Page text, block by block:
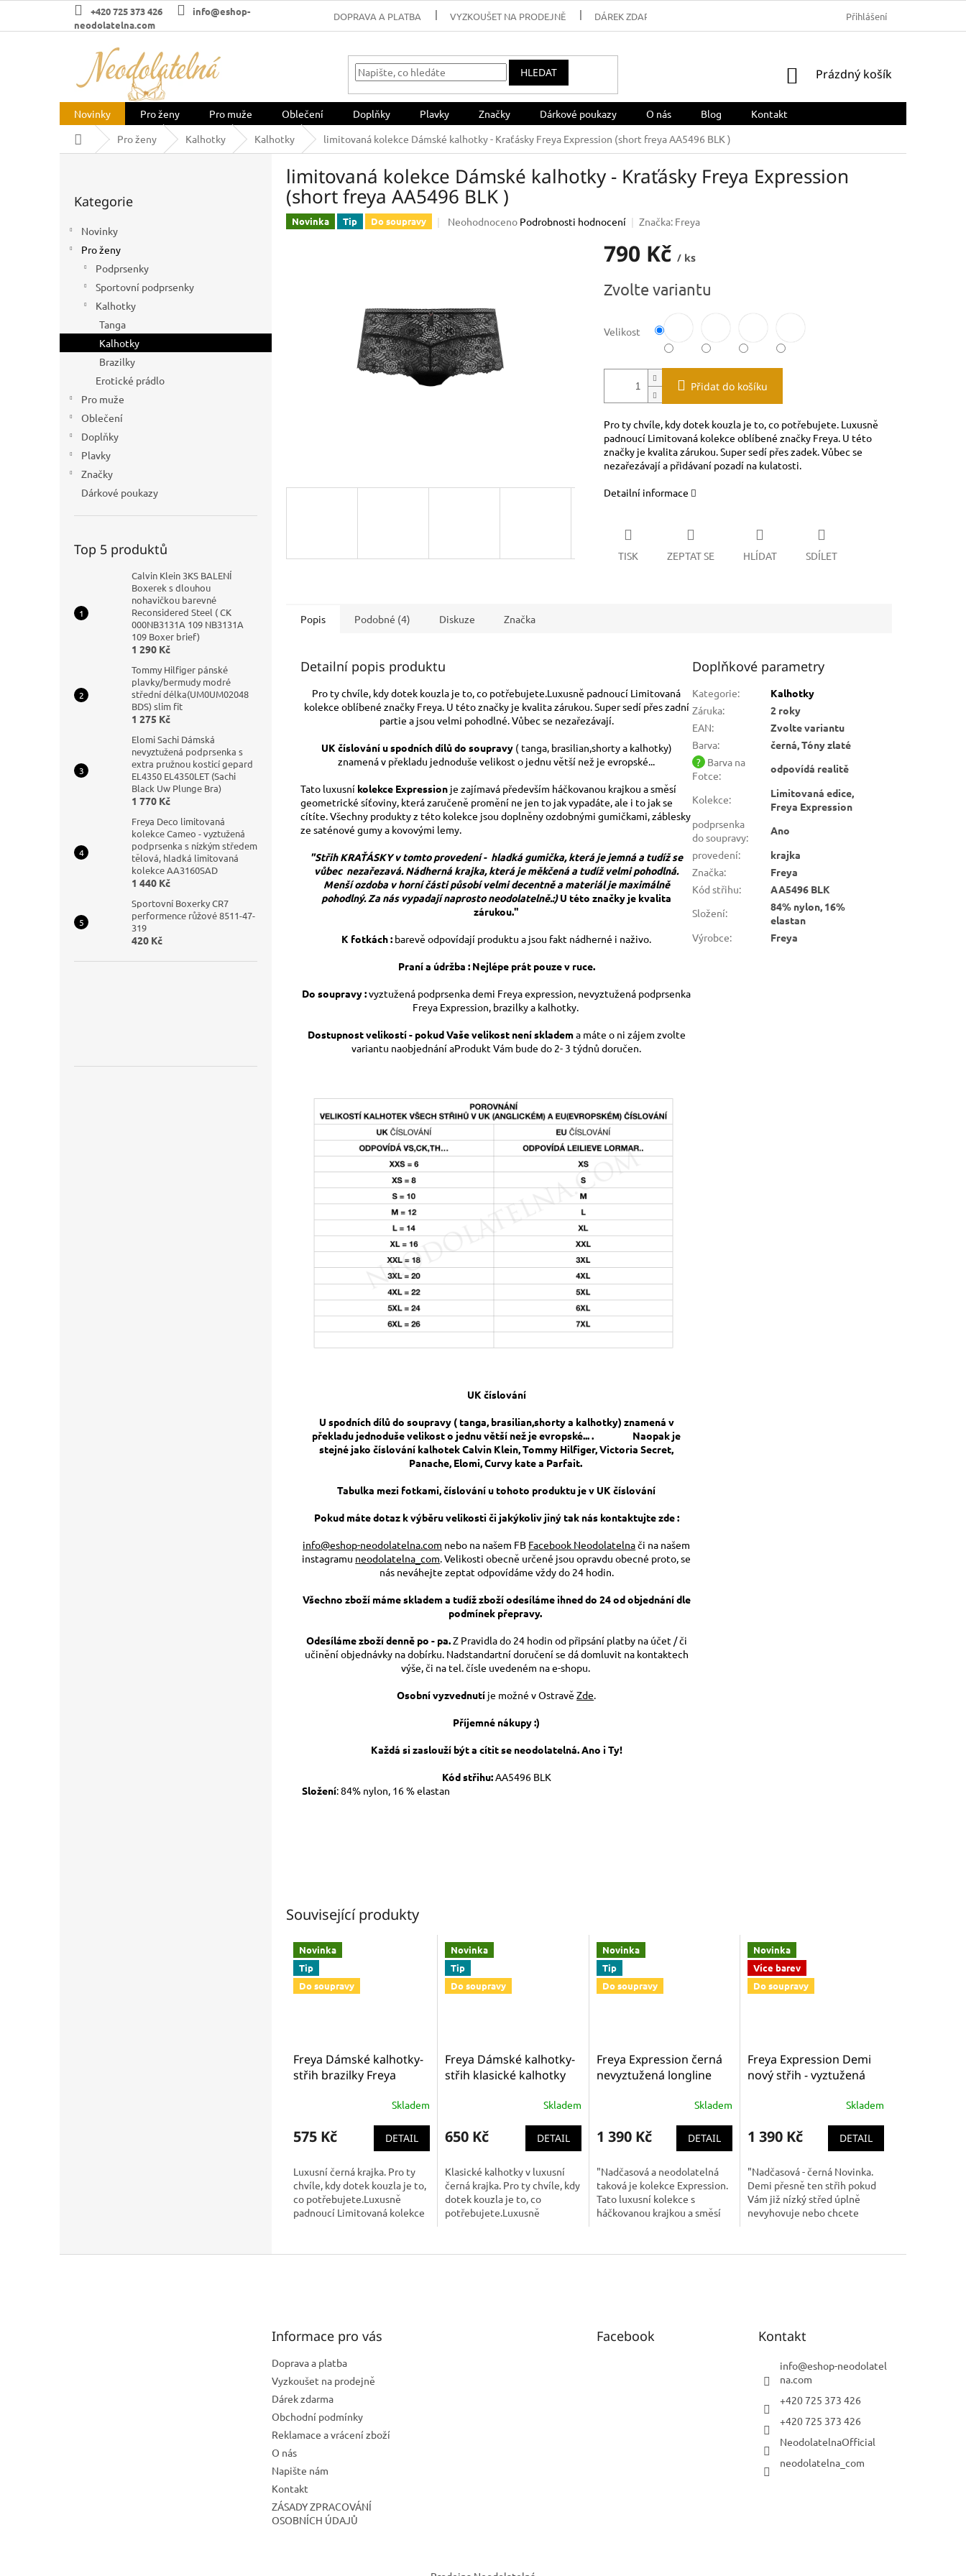
obsah
+420 725 373 426
info@eshop-
neodolatelna.com
DOPRAVA A PLATBA VYZKOUŠET NA PRODEJNĚ DÁREK ZDARMA REKLAMACE A VRÁCENÍ ZBOŽÍ
Přihlášení
HLEDAT
NÁKUPNÍ
Prázdný košík
Novinky Pro ženy Pro muže Oblečení Doplňky Plavky Značky Dárkové poukazy O nás Blog
Kontakt
Domů
Pro ženy Kalhotky Kalhotky limitovaná kolekce Dámské kalhotky - Kraťásky Freya Expression (short freya AA5496 BLK )
n
e
kategorie
Kategorie
Novinky
Pro ženy
Podprsenky
Sportovní podprsenky
Kalhotky
Tanga
Kalhotky
Brazilky
Erotické prádlo
Pro muže
Oblečení
Doplňky
Plavky
Značky
Dárkové poukazy
Top 5 produktů
Calvin Klein 3KS BALENÍ
Boxerek s dlouhou
nohavičkou barevné
Reconsidered Steel ( CK
000NB3131A 109 NB3131A
109 Boxer brief)
1 290 Kč
Tommy Hilfiger pánské
plavky/bermudy modré
střední délka(UM0UM02048
BDS) slim fit
1 275 Kč
Elomi Sachi Dámská
nevyztužená podprsenka s
extra pružnou kosticí gepard
EL4350 EL4350LET (Sachi
Black Uw Plunge Bra)
1 770 Kč
Freya Deco limitovaná
kolekce Cameo - vyztužená
podprsenka s nízkým středem
tělová, hladká limitovaná
kolekce AA3160SAD
1 440 Kč
Sportovní Boxerky CR7
performence růžové 8511-47-
319
420 Kč
limitovaná kolekce Dámské kalhotky - Kraťásky Freya Expression
(short freya AA5496 BLK )
Novinka Tip Do soupravy
Průměrné
hvězdiček.
Neohodnoceno Podrobnosti hodnocení Značka: Freya
790 Kč / ks
cena:
Zvolte variantu
Velikost
Přidat do košíku
Pro ty chvíle, kdy dotek kouzla je to, co potřebujete. Luxusně
padnoucí Limitovaná kolekce oblíbené značky Freya. U této
značky je kvalita zárukou. Super sedí přes zadek. Vůbec se
nezařezávají a přidávaní pozadí na kulatosti.
Detailní informace
TISK ZEPTAT SE HLÍDAT SDÍLET
Popis Podobné (4) Diskuze Značka
Detailní popis produktu
Pro ty chvíle, kdy dotek kouzla je to, co potřebujete.Luxusně padnoucí Limitovaná
kolekce oblíbené značky Freya. U této značky je kvalita zárukou. Super sedí přes zadní
partie a jsou velmi pohodlné. Vůbec se nezařezávají.
UK číslování u spodních dílů do soupravy( tanga, brasilian,shorty a kalhotky)
znamená v překladu jednoduše velikost o jednu větší než je evropské...
Tato luxusní kolekce Expression je zajímavá především háčkovanou krajkou a směsí
geometrické síťoviny, která zaručeně promění ne jen to jak vypadáte, ale i to jak se
cítíte. Všechny produkty z této kolekce jsou doplněny ozdobnými gumičkami, záblesky
ze saténové gumy a kovovými lemy.
"Střih KRAŤÁSKY v tomto provedení - hladká gumička, která je jemná a tudíž se
vůbec nezařezavá. Nádherná krajka, která je měkčená a tudíž velmi pohodlná.
Menší ozdoba v horní části působí velmi decentně a materiál je maximálně
pohodlný. Za nás vypadají naprosto neodolatelně.:)U této značky je kvalita
zárukou."
K fotkách : barevě odpovídají produktu a jsou fakt nádherné i naživo.
Praní a údržba : Nejlépe prát pouze v ruce.
Do soupravy :vyztužená podprsenka demi Freya expression, nevyztužená podprsenka
Freya Expression, brazilky a kalhotky.
Dostupnost velikostí - pokud Vaše velikost není skladema máte o ni zájem zvolte
variantu naobjednání aProdukt Vám bude do 2- 3 týdnů doručen.
UK číslování
U spodních dílů do soupravy ( tanga, brasilian,shorty a kalhotky) znamená v
překladu jednoduše velikost o jednu větší než je evropské... . Naopak je
stejné jako číslování kalhotek Calvin Klein, Tommy Hilfiger, Victoria Secret,
Panache, Elomi, Curvy kate a Parfait.
Tabulka mezi fotkami, číslování u tohoto produktu je v UK číslování
Pokud máte dotaz k výběru velikosti či jakýkoliv jiný tak nás kontaktujte zde :
info@eshop-neodolatelna.com nebo na našem FB Facebook Neodolatelnači na našem
instagramu neodolatelna_com. Velikosti obecně určené jsou opravdu obecné proto, se
nás neváhejte zeptat odpovídáme vždy do 24 hodin.
Všechno zboží máme skladem a tudíž zboží odesíláme ihned do 24 od objednání dle
podmínek přepravy.
Odesíláme zboží denně po - pa.Z Pravidla do 24 hodin od připsání platby na účet / či
učinění objednávky na dobírku. Nadstandartní doručení se dá domluvit na kontaktech
výše, či na tel. čísle uvedeném na e-shopu.
Osobní vyzvednutí je možné v OstravěZde.
Příjemné nákupy :)
Každá si zaslouží být a cítit se neodolatelná. Ano i Ty!
Kód střihu:AA5496 BLK
Složení: 84% nylon, 16 % elastan
Doplňkové parametry
Kategorie:
Kalhotky
Záruka:
2 roky
EAN:
Zvolte variantu
Barva:
černá, Tóny zlaté
? Barva na
Fotce:
odpovídá realitě
Kolekce:
Limitovaná edice,
Freya Expression
podprsenka
do soupravy:
Ano
provedení:
krajka
Značka:
Freya
Kód střihu:
AA5496 BLK
Složení:
84% nylon, 16%
elastan
Výrobce: Freya
Související produkty
Novinka
Tip
Do soupravy
Freya Dámské kalhotky-
střih brazilky Freya
Skladem
575 Kč DETAIL
Luxusní černá krajka. Pro ty
chvíle, kdy dotek kouzla je to,
co potřebujete.Luxusně
padnoucí Limitovaná kolekce
Novinka
Tip
Do soupravy
Freya Dámské kalhotky-
střih klasické kalhotky
Skladem
650 Kč DETAIL
Klasické kalhotky v luxusní
černá krajka. Pro ty chvíle, kdy
dotek kouzla je to, co
potřebujete.Luxusně
značky je...
Novinka
Tip
Do soupravy
Freya Expression černá
nevyztužená longline
Skladem
1 390 Kč DETAIL
"Nadčasová a neodolatelná
taková je kolekce Expression.
Tato luxusní kolekce s
háčkovanou krajkou a směsí
to, jak...
Novinka
Více barev
Do soupravy
Freya Expression Demi
nový střih - vyztužená
středem černá, hladká
AA5490BLK
Skladem
1 390 Kč DETAIL
"Nadčasová - černá Novinka.
Demi přesně ten střih pokud
Vám již nízký střed úplně
nevyhovuje nebo chcete
podprsence toto je přesně...
Informace pro vás
Doprava a platba
Vyzkoušet na prodejně
Dárek zdarma
Obchodní podmínky
Reklamace a vrácení zboží
O nás
Napište nám
Kontakt
ZÁSADY ZPRACOVÁNÍ
OSOBNÍCH ÚDAJŮ
Facebook Kontakt
info@eshop-neodolatel
na.com
+420 725 373 426
+420 725 373 426
NeodolatelnaOfficial
neodolatelna_com